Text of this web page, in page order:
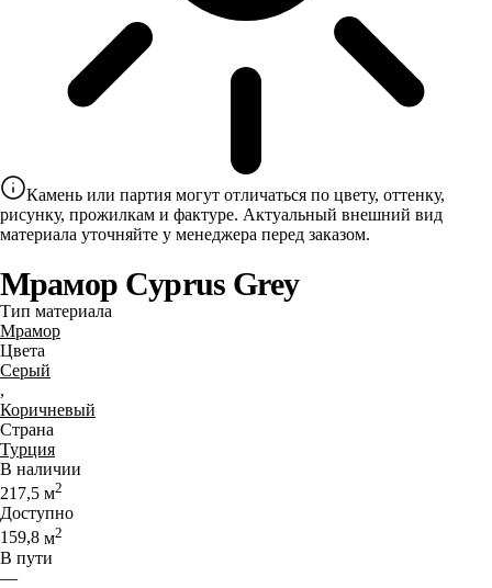
Камень или партия могут отличаться по цвету, оттенку,
рисунку, прожилкам и фактуре. Актуальный внешний вид
материала уточняйте у менеджера перед заказом.
Мрамор Cyprus Grey
Тип материала
Мрамор
Цвета
Серый
,
Коричневый
Страна
Турция
В наличии
217,5 м2
Доступно
159,8 м2
В пути
—